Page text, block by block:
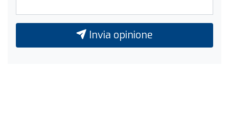
Invia opinione